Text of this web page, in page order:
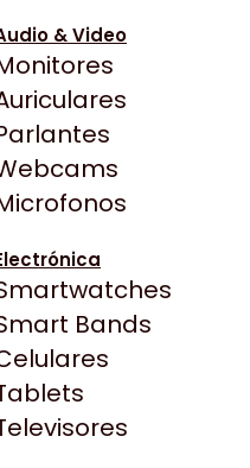
& Video
Bands
de Gaming Point